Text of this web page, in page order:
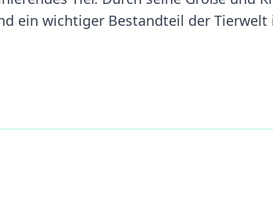
ein wichtiger Bestandteil der Tierwelt